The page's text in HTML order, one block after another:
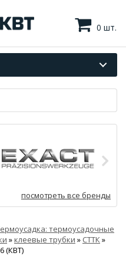
0 шт.
посмотреть все бренды
термоусадочные
»клеевые трубки » СТТК »
(КВТ)